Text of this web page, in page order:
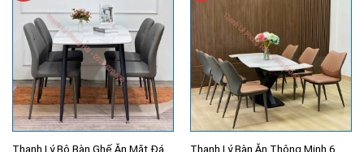
Thanh Lý Bộ Bàn Ghế Ăn Mặt Đá
Thanh Lý Bàn Ăn Thông Minh 6